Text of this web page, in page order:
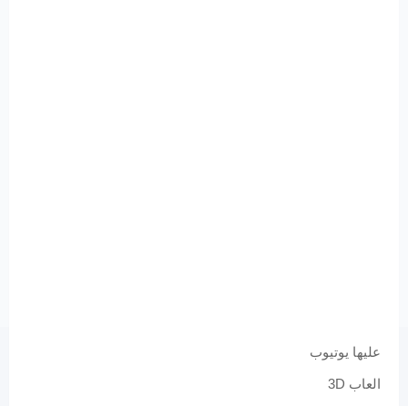
عليها يوتيوب
العاب 3D